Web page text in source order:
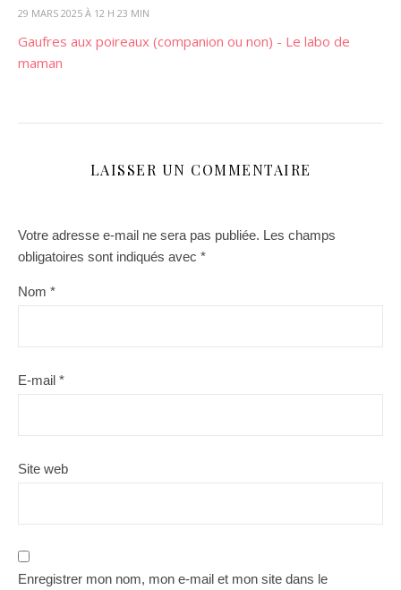
29 MARS 2025 À 12 H 23 MIN
Gaufres aux poireaux (companion ou non) - Le labo de
maman
LAISSER UN COMMENTAIRE
Votre adresse e-mail ne sera pas publiée. Les champs
obligatoires sont indiqués avec *
Nom *
E-mail *
Site web
Enregistrer mon nom, mon e-mail et mon site dans le